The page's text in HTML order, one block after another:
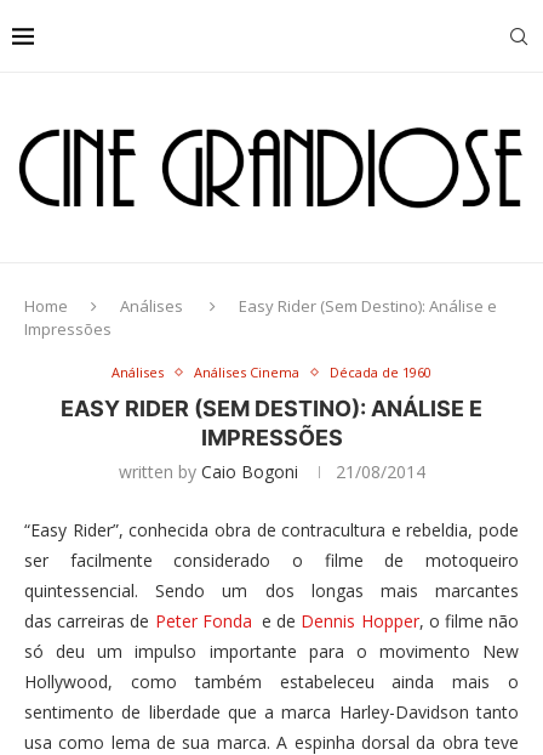
Home Análises
Easy Rider (Sem Destino): Análise e
Impressões
Análises Análises Cinema Década de 1960
EASY RIDER (SEM DESTINO): ANÁLISE E
IMPRESSÕES
written by Caio Bogoni 21/08/2014
“Easy Rider”, conhecida obra de contracultura e rebeldia, pode
ser facilmente considerado o filme de motoqueiro
quintessencial. Sendo um dos longas mais marcantes
das carreiras de Peter Fonda e de Dennis Hopper, o filme não
só deu um impulso importante para o movimento New
Hollywood, como também estabeleceu ainda mais o
sentimento de liberdade que a marca Harley-Davidson tanto
usa como lema de sua marca. A espinha dorsal da obra teve